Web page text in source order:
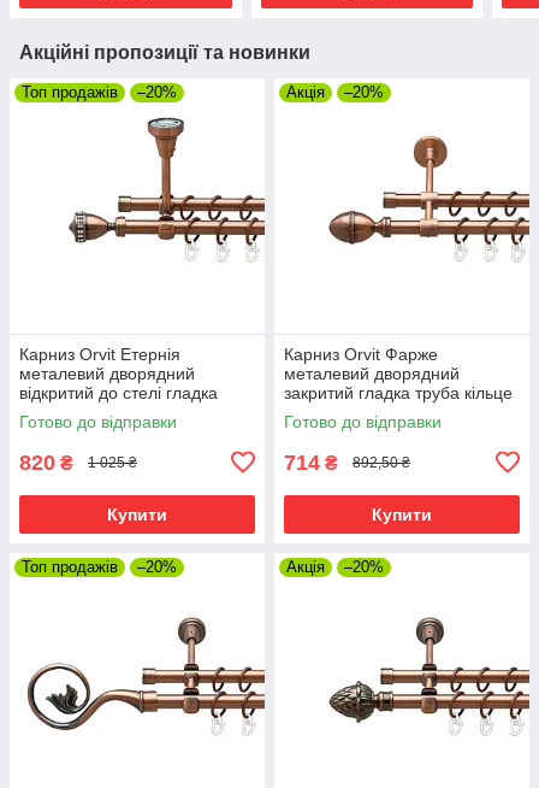
Акційні пропозиції та новинки
Топ продажів –20%
Карниз Orvit Етернія
металевий дворядний
відкритий до стелі гладка
труба кільце металеве Мідь
16\16 мм 120 см (00-
Готово до відправки
820 ₴ 1 025 ₴
Купити
Акція –20%
Карниз Orvit Фарже
металевий дворядний
закритий гладка труба кільце
металеве Мідь 16\16 мм 120
см (00-00019999)
Готово до відправки
714 ₴ 892,50 ₴
Купити
Топ продажів –20% Акція –20%